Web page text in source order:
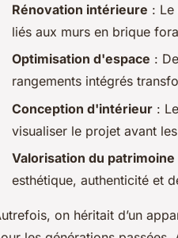
Rénovation intérieure : Le
liés aux murs en brique
Optimisation d'espace :
rangements intégrés
Conception d'intérieur :
visualiser le projet avant
Valorisation du patrimoine
esthétique, authenticité et
on héritait d’un